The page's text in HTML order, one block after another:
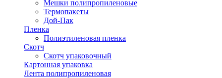
Мешки полипропиленовые
Термопакеты
Дой-Пак
Пленка
Полиэтиленовая пленка
Скотч
Скотч упаковочный
Картонная упаковка
Лента полипропиленовая